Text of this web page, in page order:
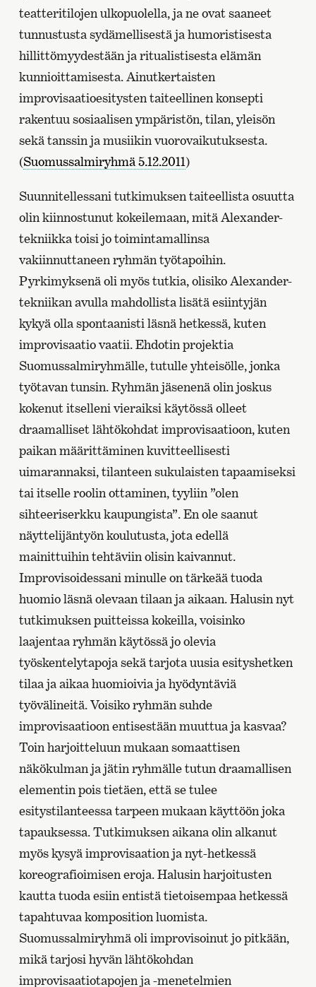
teatteritilojen ulkopuolella, ja ne ovat saaneet
tunnustusta sydämellisestä ja humoristisesta
hillittömyydestään ja ritualistisesta elämän
kunnioittamisesta. Ainutkertaisten
improvisaatioesitysten taiteellinen konsepti
rakentuu sosiaalisen ympäristön, tilan, yleisön
sekä tanssin ja musiikin vuorovaikutuksesta.
(Suomussalmiryhmä 5.12.2011)
Suunnitellessani tutkimuksen taiteellista osuutta
olin kiinnostunut kokeilemaan, mitä Alexander-
tekniikka toisi jo toimintamallinsa
vakiinnuttaneen ryhmän työtapoihin.
Pyrkimyksenä oli myös tutkia, olisiko Alexander-
tekniikan avulla mahdollista lisätä esiintyjän
kykyä olla spontaanisti läsnä hetkessä, kuten
improvisaatio vaatii. Ehdotin projektia
Suomussalmiryhmälle, tutulle yhteisölle, jonka
työtavan tunsin. Ryhmän jäsenenä olin joskus
kokenut itselleni vieraiksi käytössä olleet
draamalliset lähtökohdat improvisaatioon, kuten
paikan määrittäminen kuvitteellisesti
uimarannaksi, tilanteen sukulaisten tapaamiseksi
tai itselle roolin ottaminen, tyyliin ”olen
sihteeriserkku kaupungista”. En ole saanut
näyttelijäntyön koulutusta, jota edellä
mainittuihin tehtäviin olisin kaivannut.
Improvisoidessani minulle on tärkeää tuoda
huomio läsnä olevaan tilaan ja aikaan. Halusin nyt
tutkimuksen puitteissa kokeilla, voisinko
laajentaa ryhmän käytössä jo olevia
työskentelytapoja sekä tarjota uusia esityshetken
tilaa ja aikaa huomioivia ja hyödyntäviä
työvälineitä. Voisiko ryhmän suhde
improvisaatioon entisestään muuttua ja kasvaa?
Toin harjoitteluun mukaan somaattisen
näkökulman ja jätin ryhmälle tutun draamallisen
elementin pois tietäen, että se tulee
esitystilanteessa tarpeen mukaan käyttöön joka
tapauksessa. Tutkimuksen aikana olin alkanut
myös kysyä improvisaation ja nyt-hetkessä
koreografioimisen eroja. Halusin harjoitusten
kautta tuoda esiin entistä tietoisempaa hetkessä
tapahtuvaa komposition luomista.
Suomussalmiryhmä oli improvisoinut jo pitkään,
mikä tarjosi hyvän lähtökohdan
improvisaatiotapojen ja -menetelmien